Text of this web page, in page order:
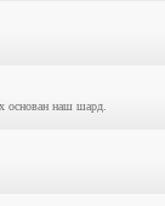
основан наш шард.